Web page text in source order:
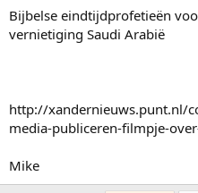
Bijbelse eindtijdprofetieën
vernietiging Saudi Arabië
http://xandernieuws.punt.nl/
media-publiceren-filmpje-
Mike